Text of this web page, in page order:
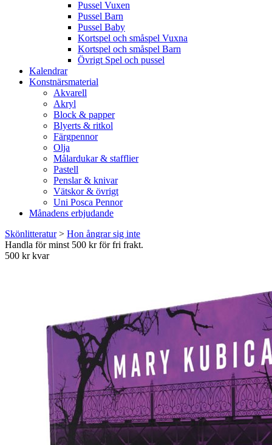
Pussel Vuxen
Pussel Barn
Pussel Baby
Kortspel och småspel Vuxna
Kortspel och småspel Barn
Övrigt Spel och pussel
Kalendrar
Konstnärsmaterial
Akvarell
Akryl
Block & papper
Blyerts & ritkol
Färgpennor
Olja
Målardukar & stafflier
Pastell
Penslar & knivar
Vätskor & övrigt
Uni Posca Pennor
Månadens erbjudande
Skönlitteratur> Hon ångrar sig inte
Handla för minst 500 kr för fri frakt.
500 kr kvar